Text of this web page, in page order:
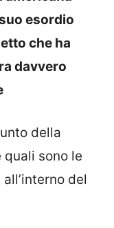
esordio
che ha
davvero
della
sono le
del